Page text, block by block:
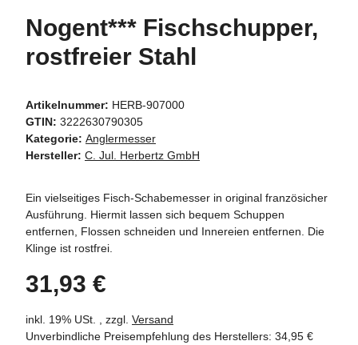
Nogent*** Fischschupper,
rostfreier Stahl
Artikelnummer: HERB-907000
GTIN: 3222630790305
Kategorie: Anglermesser
Hersteller: C. Jul. Herbertz GmbH
Ein vielseitiges Fisch-Schabemesser in original französicher
Ausführung. Hiermit lassen sich bequem Schuppen
entfernen, Flossen schneiden und Innereien entfernen. Die
Klinge ist rostfrei.
31,93 €
inkl. 19% USt. , zzgl. Versand
Unverbindliche Preisempfehlung des Herstellers: 34,95 €